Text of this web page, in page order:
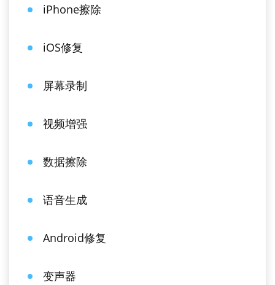
iPhone擦除
iOS修复
屏幕录制
视频增强
数据擦除
语音生成
Android修复
变声器